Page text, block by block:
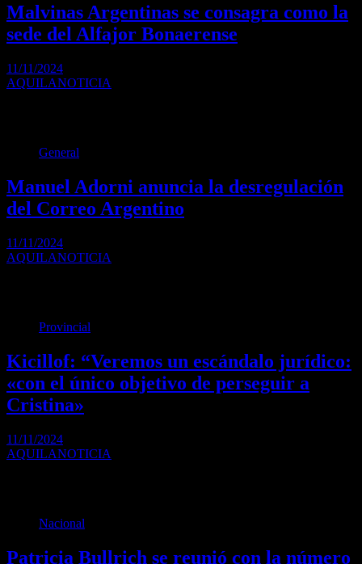
Malvinas Argentinas se consagra como la
sede del Alfajor Bonaerense
11/11/2024
AQUILANOTICIA
General
Manuel Adorni anuncia la desregulación
del Correo Argentino
11/11/2024
AQUILANOTICIA
Provincial
Kicillof: “Veremos un escándalo jurídico:
«con el único objetivo de perseguir a
Cristina»
11/11/2024
AQUILANOTICIA
Nacional
Patricia Bullrich se reunió con la número